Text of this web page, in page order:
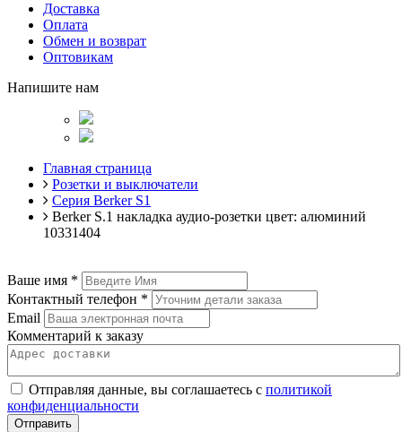
Доставка
Оплата
Обмен и возврат
Оптовикам
Напишите нам
Главная страница
Розетки и выключатели
Серия Berker S1
Berker S.1 накладка аудио-розетки цвет: алюминий
10331404
Ваше имя *
Контактный телефон *
Email
Комментарий к заказу
Отправляя данные, вы соглашаетесь с политикой
конфиденциальности
Отправить